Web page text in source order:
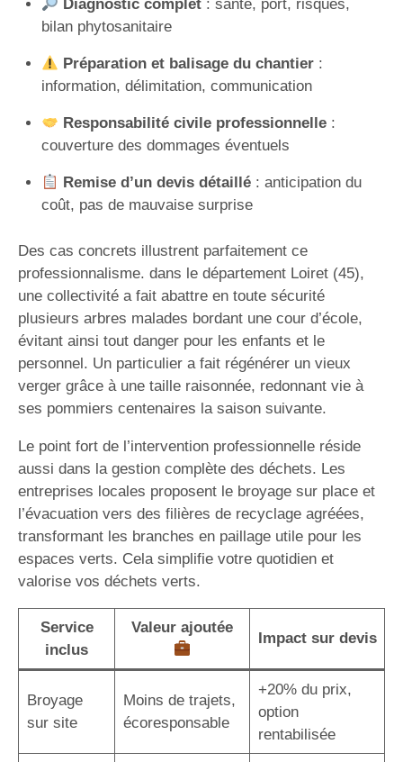
Diagnostic complet: santé, port, risques,
bilan phytosanitaire
Préparation et balisage du chantier:
information, délimitation, communication
Responsabilité civile professionnelle:
couverture des dommages éventuels
Remise d’un devis détaillé: anticipation du
coût, pas de mauvaise surprise
Des cas concrets illustrent parfaitement ce
professionnalisme. dans le département Loiret (45),
une collectivité a fait abattre en toute sécurité
plusieurs arbres malades bordant une cour d’école,
évitant ainsi tout danger pour les enfants et le
personnel. Un particulier a fait régénérer un vieux
verger grâce à une taille raisonnée, redonnant vie à
ses pommiers centenaires la saison suivante.
Le point fort de l’intervention professionnelle réside
aussi dans la gestion complète des déchets. Les
entreprises locales proposent le broyage sur place et
l’évacuation vers des filières de recyclage agréées,
transformant les branches en paillage utile pour les
espaces verts. Cela simplifie votre quotidien et
valorise vos déchets verts.
Service
inclus
Valeur ajoutée
Impact sur devis
Broyage
sur site
Moins de trajets,
écoresponsable
+20% du prix,
option
rentabilisée